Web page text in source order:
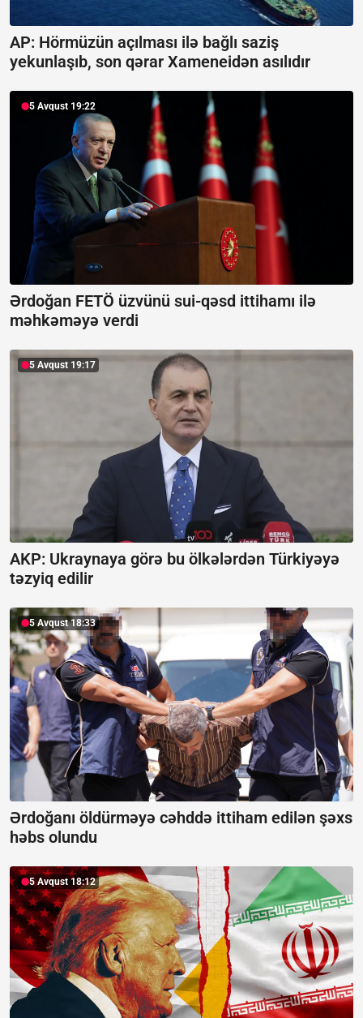
AP: Hörmüzün açılması ilə bağlı saziş
yekunlaşıb, son qərar Xameneidən asılıdır
5 Avqust 19:22
Ərdoğan FETÖ üzvünü sui-qəsd ittihamı ilə
məhkəməyə verdi
5 Avqust 19:17
AKP: Ukraynaya görə bu ölkələrdən Türkiyəyə
təzyiq edilir
5 Avqust 18:33
Ərdoğanı öldürməyə cəhddə ittiham edilən şəxs
həbs olundu
5 Avqust 18:12